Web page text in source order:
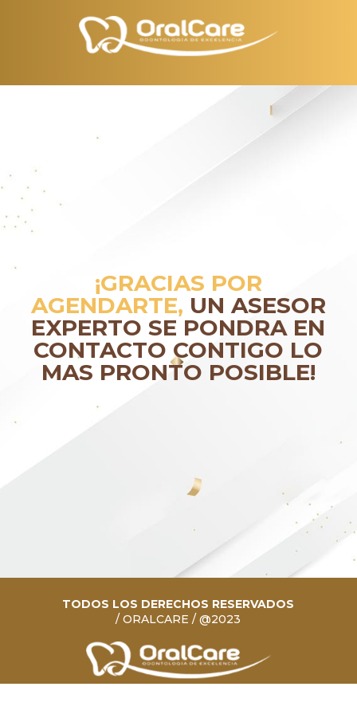
¡GRACIAS POR
AGENDARTE, UN ASESOR
EXPERTO SE PONDRA EN
CONTACTO CONTIGO LO
MAS PRONTO POSIBLE!
TODOS LOS DERECHOS RESERVADOS
/ ORALCARE / @2023